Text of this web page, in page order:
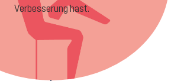
Verbesserung hast.